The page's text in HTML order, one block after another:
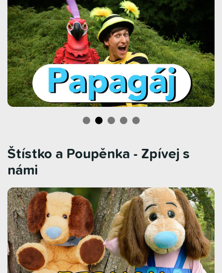
Štístko a Poupěnka - Zpívej s
námi